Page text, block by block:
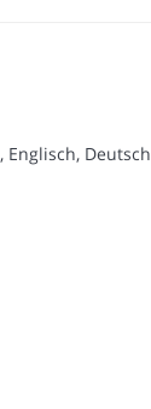
Englisch, Deutsch